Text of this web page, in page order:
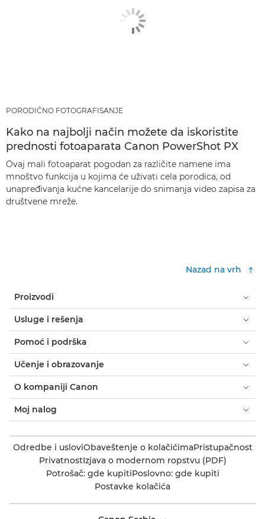
PORODIČNO FOTOGRAFISANJE
Kako na najbolji način možete da iskoristite
prednosti fotoaparata Canon PowerShot PX
Ovaj mali fotoaparat pogodan za različite namene ima
mnoštvo funkcija u kojima će uživati cela porodica, od
unapređivanja kućne kancelarije do snimanja video zapisa za
društvene mreže.
Nazad na vrh
Proizvodi
Usluge i rešenja
Pomoć i podrška
Učenje i obrazovanje
O kompaniji Canon
Moj nalog
Odredbe i usloviObaveštenje o kolačićimaPristupačnost
PrivatnostIzjava o modernom ropstvu (PDF)
Potrošač: gde kupitiPoslovno: gde kupiti
Postavke kolačića